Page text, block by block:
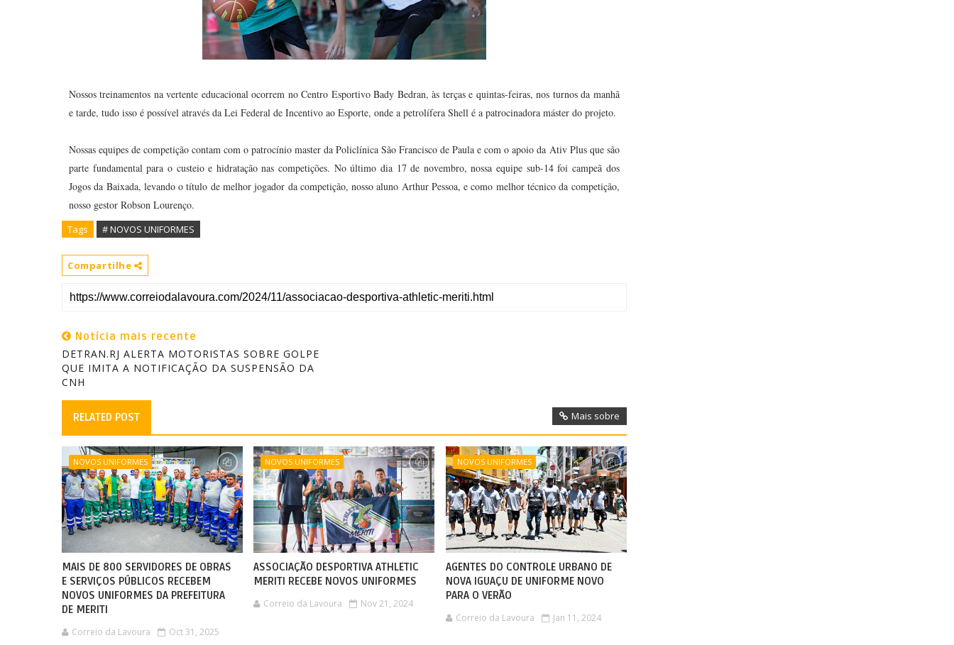
Nossos treinamentos na vertente educacional ocorrem no Centro Esportivo Bady Bedran, às terças e quintas-feiras, nos turnos da manhã
e tarde, tudo isso é possível através da Lei Federal de Incentivo ao Esporte, onde a petrolífera Shell é a patrocinadora máster do projeto.
Nossas equipes de competição contam com o patrocínio master da Policlínica São Francisco de Paula e com o apoio da Ativ Plus que são
parte fundamental para o custeio e hidratação nas competições. No último dia 17 de novembro, nossa equipe sub-14 foi campeã dos
Jogos da Baixada, levando o título de melhor jogador da competição, nosso aluno Arthur Pessoa, e como melhor técnico da competição,
nosso gestor Robson Lourenço.
Tags # NOVOS UNIFORMES
Compartilhe
Notícia mais recente
DETRAN.RJ ALERTA MOTORISTAS SOBRE GOLPE
QUE IMITA A NOTIFICAÇÃO DA SUSPENSÃO DA
CNH
RELATED POST Mais sobre
NOVOS UNIFORMES
MAIS DE 800 SERVIDORES DE OBRAS
E SERVIÇOS PÚBLICOS RECEBEM
NOVOS UNIFORMES DA PREFEITURA
DE MERITI
Correio da Lavoura Oct 31, 2025
NOVOS UNIFORMES
ASSOCIAÇÃO DESPORTIVA ATHLETIC
MERITI RECEBE NOVOS UNIFORMES
Correio da Lavoura Nov 21, 2024
NOVOS UNIFORMES
AGENTES DO CONTROLE URBANO DE
NOVA IGUAÇU DE UNIFORME NOVO
PARA O VERÃO
Correio da Lavoura Jan 11, 2024